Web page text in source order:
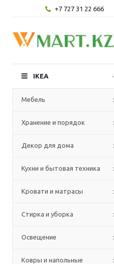
+7 727 31 22 666
IKEA
Мебель
Хранение и порядок
Декор для дома
Кухни и бытовая техника
Кровати и матрасы
Стирка и уборка
Освещение
Ковры и напольные